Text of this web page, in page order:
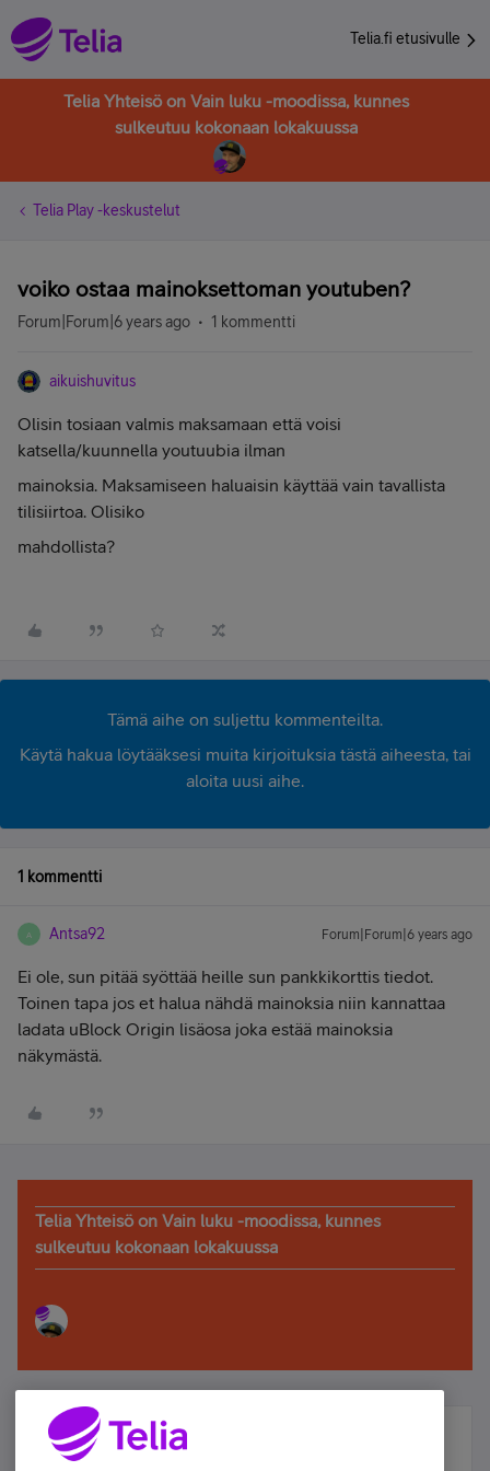
Telia.fi etusivulle
Telia Yhteisö on Vain luku -moodissa, kunnes
sulkeutuu kokonaan lokakuussa
Telia Play -keskustelut
voiko ostaa mainoksettoman youtuben?
Forum|Forum|6 years ago 1 kommentti
aikuishuvitus
Olisin tosiaan valmis maksamaan että voisi
katsella/kuunnella youtuubia ilman
mainoksia. Maksamiseen haluaisin käyttää vain tavallista
tilisiirtoa. Olisiko
mahdollista?
Tämä aihe on suljettu kommenteilta.
Käytä hakua löytääksesi muita kirjoituksia tästä aiheesta, tai
aloita uusi aihe.
1 kommentti
A Antsa92 Forum|Forum|6 years ago
Ei ole, sun pitää syöttää heille sun pankkikorttis tiedot.
Toinen tapa jos et halua nähdä mainoksia niin kannattaa
ladata uBlock Origin lisäosa joka estää mainoksia
näkymästä.
Telia Yhteisö on Vain luku -moodissa, kunnes
sulkeutuu kokonaan lokakuussa
Älä jää paitsi – osallistu ja voita!